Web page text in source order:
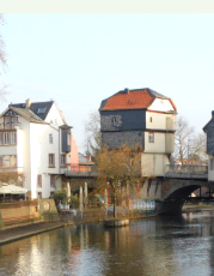
Boek tickets
Koop cadeaubonnen